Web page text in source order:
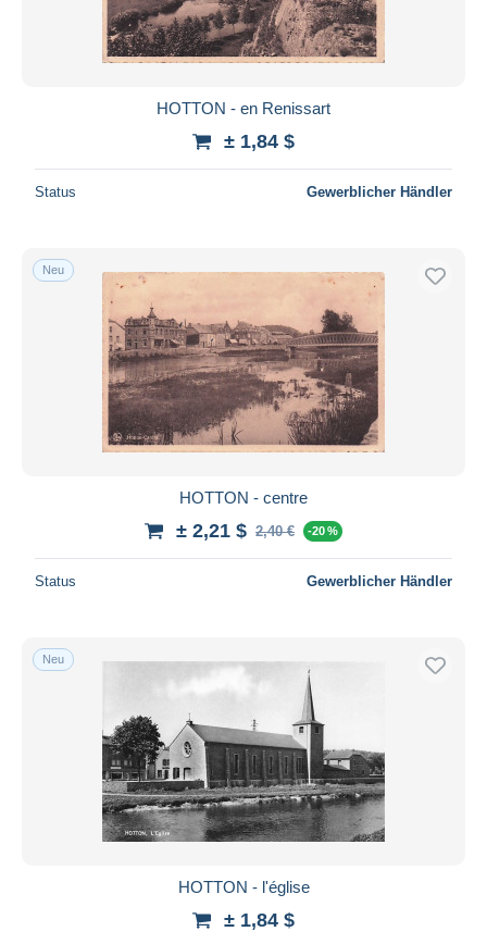
HOTTON - en Renissart
± 1,84 $
Status Gewerblicher Händler
Neu
HOTTON - centre
± 2,21 $ 2,40 € -20 %
Status Gewerblicher Händler
Neu
HOTTON - l'église
± 1,84 $